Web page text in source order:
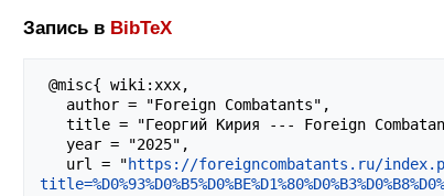
Запись в BibTeX
   url = "
https://foreigncombatants.ru/